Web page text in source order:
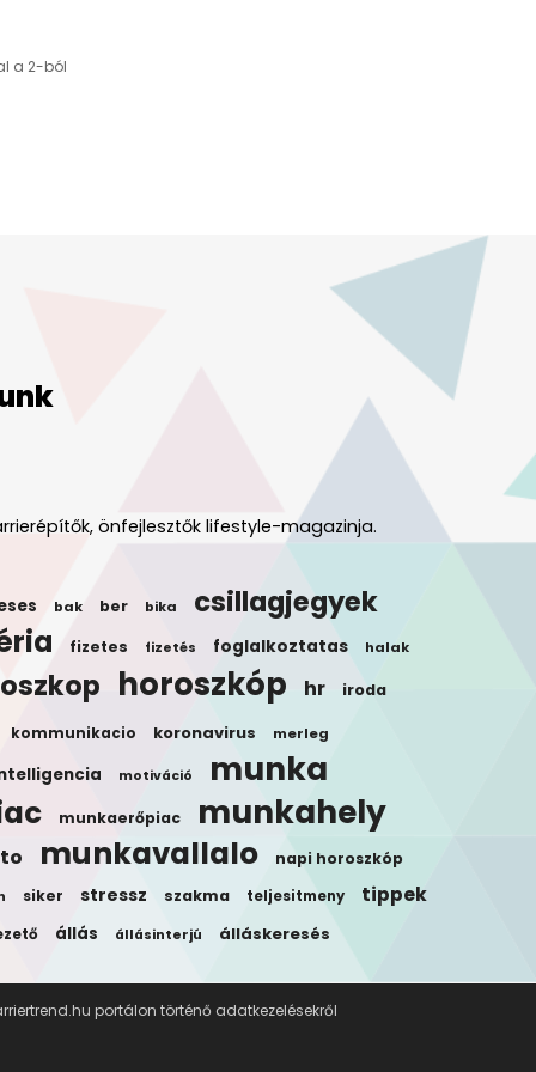
a 2-ból
önfejlesztők lifestyle-magazinja.
bak ber bika csillagjegyek
fizetes fizetés foglalkoztatas halak
horoszkóp hr iroda
kommunikacio koronavirus merleg
motiváció munka
munkaerőpiac munkahely
munkavallalo napi horoszkóp
siker stressz szakma teljesitmeny tippek
állás állásinterjú álláskeresés
karriertrend.hu portálon történő adatkezelésekről